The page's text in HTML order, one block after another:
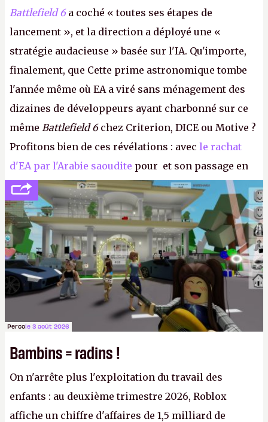
Battlefield 6 a coché « toutes ses étapes de
lancement », et la direction a déployé une «
stratégie audacieuse » basée sur l'IA. Qu'importe,
finalement, que Cette prime astronomique tombe
l'année même où EA a viré sans ménagement des
dizaines de développeurs ayant charbonné sur ce
même Battlefield 6chez Criterion, DICE ou Motive ?
Profitons bien de ces révélations : avec le rachat
d'EA par l'Arabie saoudite pour et son passage en
société privée, l'éditeur n'aura bientôt plus
l'obligation de publier ses bilans. Encore une
victoire pour la transparence.P.
Percole 3 août 2026
Bambins = radins !
On n'arrête plus l'exploitation du travail des
enfants : au deuxième trimestre 2026, Roblox
affiche un chiffre d'affaires de 1,5 milliard de